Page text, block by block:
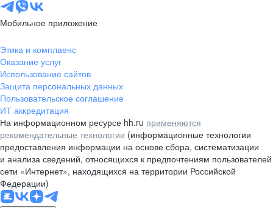
Мобильное приложение
Этика и комплаенс
Оказание услуг
Использование сайтов
Защита персональных данных
Пользовательское соглашение
ИТ аккредитация
На информационном ресурсе hh.ru применяются
рекомендательные технологии (информационные технологии
предоставления информации на основе сбора, систематизации
и анализа сведений, относящихся к предпочтениям пользователей
сети «Интернет», находящихся на территории Российской
Федерации)